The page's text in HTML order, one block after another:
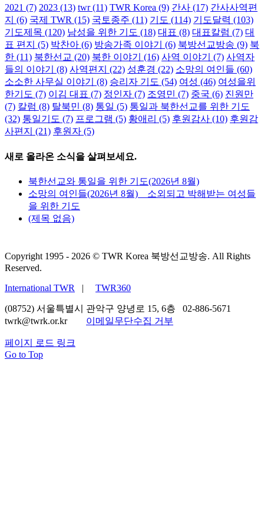
2021 (7) 2023 (13) twr(11) TWR Korea (9) 간사 (17) 간사사역편
지 (6) 국제 TWR (15) 국토종주 (11) 기도 (114) 기도달력 (103)
기도제목 (120) 남성을 위한 기도 (18) 대표 (8) 대표칼럼 (7) 대
표 편지 (5) 박찬아 (6) 방송가족 이야기 (6) 북방선교방송 (9) 북
한 (11) 북한선교 (20) 북한 이야기 (16) 사역 이야기 (7) 사역자
들의 이야기
(8) 사역편지 (22) 성훈경 (22) 소망의 여인들 (60)
소소한 사무실 이야기
(8) 승리자 기도 (54) 여성 (46) 여성을위
한기도 (7) 이김 대표 (7) 정인자 (7) 조영민 (7) 중국 (6) 진원만
(7) 칼럼 (8) 탈북민 (8) 통일 (5) 통일과 북한선교를 위한 기도
(32) 통일기도 (7) 프로그램 (5) 황애리 (5) 후원감사 (10) 후원감
사편지 (21) 후원자 (5)
새로 올라온 소식을 살펴보세요.
북한선교와 통일을 위한 기도(2026년 8월)
소망의 여인들(2026년 8월) _ 소외되고 박해받는 여성들
을 위한 기도
(제목 없음)
Copyright 1995 - 2026 © TWR Korea 북방선교방송. All Rights
Reserved.
International TWR
| TWR360
(08752) 서울특별시 관악구 양녕로 15, 6층 02-886-5671
twrk@twrk.or.kr 이메일무단수집 거부
페이지 로드 링크
Go to Top